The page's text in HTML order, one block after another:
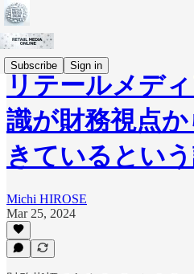
Subscribe Sign in
リテールメデ
識が財務視点
きているとい
Michi HIROSE
Mar 25, 2024